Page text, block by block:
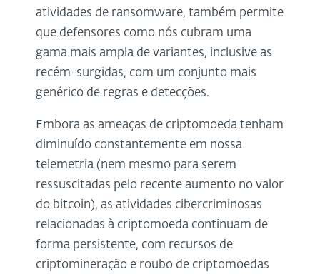
atividades de ransomware, também permite
que defensores como nós cubram uma
gama mais ampla de variantes, inclusive as
recém-surgidas, com um conjunto mais
genérico de regras e detecções.
Embora as ameaças de criptomoeda tenham
diminuído constantemente em nossa
telemetria (nem mesmo para serem
ressuscitadas pelo recente aumento no valor
do bitcoin), as atividades cibercriminosas
relacionadas à criptomoeda continuam de
forma persistente, com recursos de
criptomineração e roubo de criptomoedas